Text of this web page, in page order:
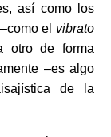
así como los
el vibrato
otro de forma
–es algo
de la